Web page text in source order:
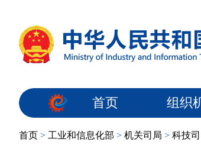
首页 组织
首页 > 工业和信息化部 > 机关司局 > 科技司